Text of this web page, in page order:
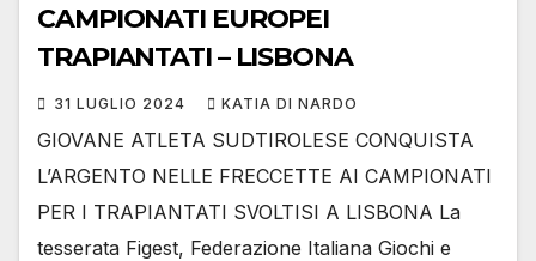
CAMPIONATI EUROPEI
TRAPIANTATI – LISBONA
31 LUGLIO 2024 KATIA DI NARDO
GIOVANE ATLETA SUDTIROLESE CONQUISTA
L’ARGENTO NELLE FRECCETTE AI CAMPIONATI
PER I TRAPIANTATI SVOLTISI A LISBONA La
tesserata Figest, Federazione Italiana Giochi e